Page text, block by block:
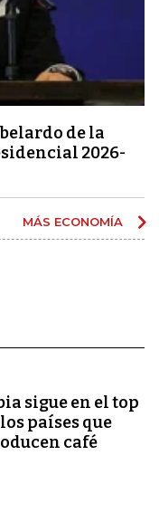
de la
2026-
MÁS ECONOMÍA
sigue en el top
países que
café